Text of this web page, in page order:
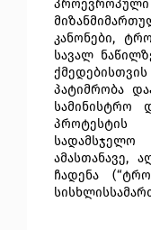
კანონები,
სავალ
პატიმრობა
სამინისტრო
ამასთანავე,
ჩადენა